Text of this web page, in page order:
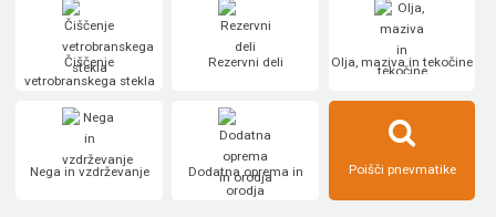
Čiščenje
vetrobranskega stekla
Rezervni deli Olja, maziva in tekočine
Nega in vzdrževanje
Dodatna oprema in
orodja
Poišči pnevmatike